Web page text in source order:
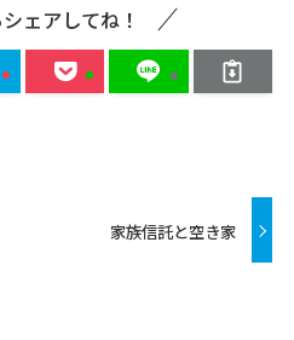
ェアしてね！
家族信託と空き家